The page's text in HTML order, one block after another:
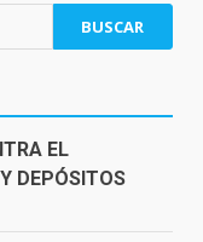
EL
DEPÓSITOS